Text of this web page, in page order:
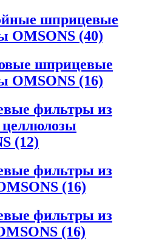
шприцевые
OMSONS (40)
шприцевые
OMSONS (16)
фильтры из
целлюлозы
(12)
фильтры из
(16)
фильтры из
(16)